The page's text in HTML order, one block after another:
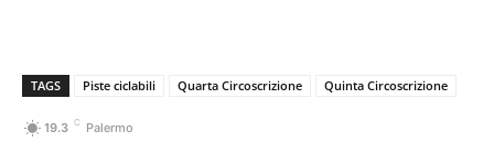
TAGS Piste ciclabili Quarta Circoscrizione Quinta Circoscrizione
19.3 C Palermo